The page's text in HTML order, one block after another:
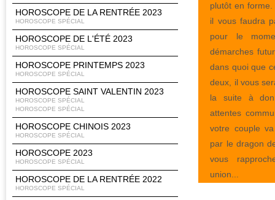
HOROSCOPE DE LA RENTRÉE 2023
HOROSCOPE SPÉCIAL
HOROSCOPE DE L'ÉTÉ 2023
HOROSCOPE SPÉCIAL
HOROSCOPE PRINTEMPS 2023
HOROSCOPE SPÉCIAL
HOROSCOPE SAINT VALENTIN 2023
HOROSCOPE SPÉCIAL
HOROSCOPE SPÉCIAL
HOROSCOPE CHINOIS 2023
HOROSCOPE SPÉCIAL
HOROSCOPE 2023
HOROSCOPE SPÉCIAL
HOROSCOPE DE LA RENTRÉE 2022
HOROSCOPE SPÉCIAL
plutôt en
il vous faudra
pour le
démarches
dans quoi que
deux, il vous
la suite à
attentes
votre couple
par le dragon
vous
union...